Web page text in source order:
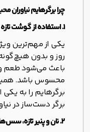
چرا برگرهایم نیاوران
۱. استفاده از گوشت تازه و کاملاً طبیعی
یکی از مهم‌ترین
روز و بدون
باعث می‌شود طعم
محسوس باشد. همین
برگرهایم را به
برگر دست‌ساز در
۲. نان و پنیر تازه، سس‌های اختصاصی